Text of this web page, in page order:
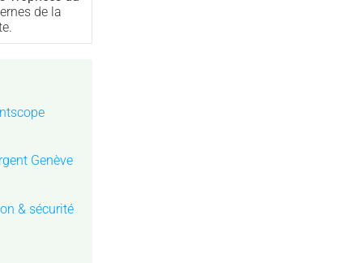
de la
Genève
& sécurité